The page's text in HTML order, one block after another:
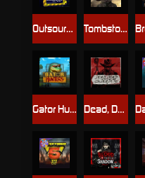
Dead, Dead, or Deader
Outsourced
Gator Hunters
Tombstone RIP